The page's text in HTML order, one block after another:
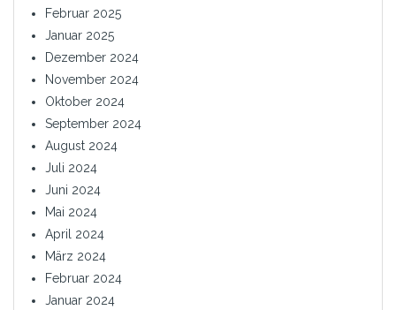
Februar 2025
Januar 2025
Dezember 2024
November 2024
Oktober 2024
September 2024
August 2024
Juli 2024
Juni 2024
Mai 2024
April 2024
März 2024
Februar 2024
Januar 2024